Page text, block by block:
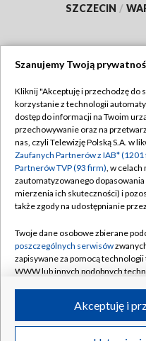
SZCZECIN /
Abonament TVP
Emisja w TVP
Centrum informacji TVP
Naziemna Telewizja
Rada Programowa
System NOS
Informacje o nadawcy
Program dla prasy
©2026 Telewizja
Szanujemy Twoją
Kliknij "Akceptuję i przechodzę do
korzystanie z technologii
dostęp do informacji na Twoim
przechowywanie oraz na
nas, czyli Telewizję Polską S.A. w
Zaufanych Partnerów z IAB*
Partnerów TVP (93 firm), w
zautomatyzowanego
mierzenia ich skuteczności) i
także zgody na udostępnianie
Twoje dane osobowe zbierane
poszczególnych serwisów
zapisywane za pomocą
WWW lub innych podobnych
ruchu w Internecie.
Twoje dane osobowe zbierane
Akceptuję i